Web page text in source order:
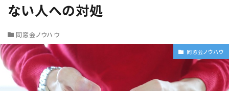
ない人への対処
同窓会ノウハウ
同窓会ノウハウ